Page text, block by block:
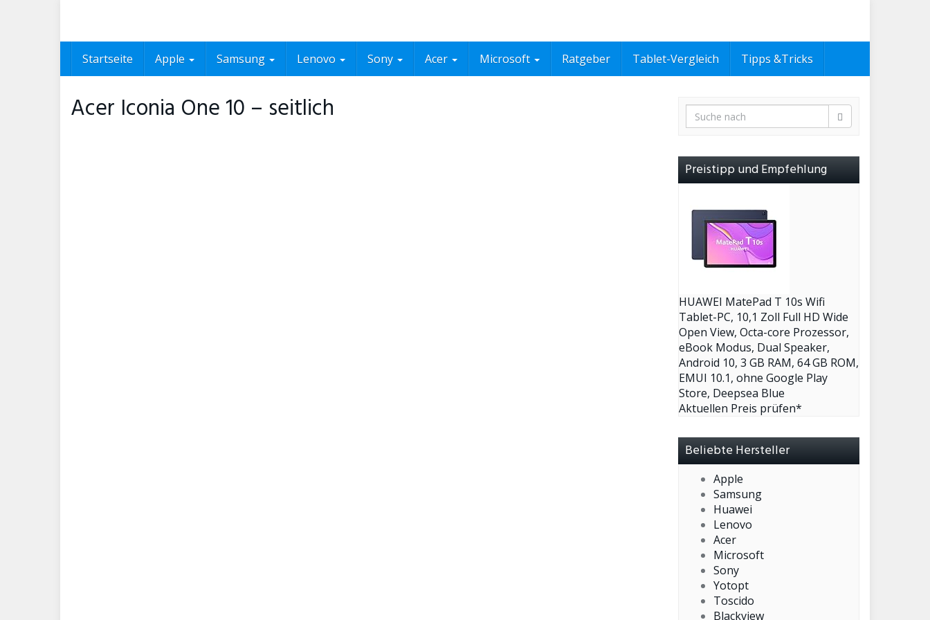
Startseite Apple Samsung Lenovo Sony Acer Microsoft Ratgeber Tablet-Vergleich Tipps &Tricks
Acer Iconia One 10 – seitlich
Preistipp und Empfehlung
HUAWEI MatePad T 10s Wifi
Tablet-PC, 10,1 Zoll Full HD Wide
Open View, Octa-core Prozessor,
eBook Modus, Dual Speaker,
Android 10, 3 GB RAM, 64 GB ROM,
EMUI 10.1, ohne Google Play
Store, Deepsea Blue
Aktuellen Preis prüfen*
Beliebte Hersteller
Apple
Samsung
Huawei
Lenovo
Acer
Microsoft
Sony
Yotopt
Toscido
Blackview